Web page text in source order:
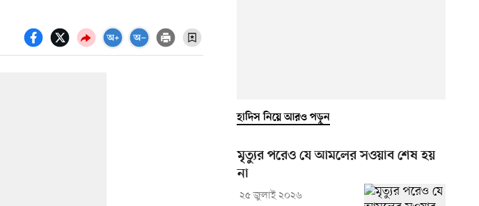
হাদিস নিয়ে আরও পড়ুন
মৃত্যুর পরেও যে আমলের সওয়াব শেষ হয়
না
২৫ জুলাই ২০২৬